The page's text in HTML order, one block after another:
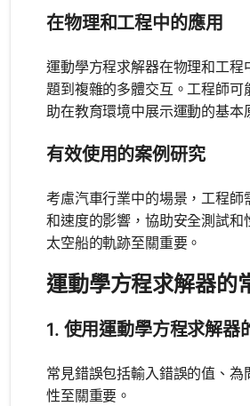
在物理和工程中的應用
運動學方程求解器在物理和工
題到複雜的多體交互。工程師
助在教育環境中展示運動的基本
有效使用的案例研究
考慮汽車行業中的場景，工程
和速度的影響，協助安全測試
太空船的軌跡至關重要。
運動學方程求解器的
1. 使用運動學方程求解器
常見錯誤包括輸入錯誤的值、
性至關重要。